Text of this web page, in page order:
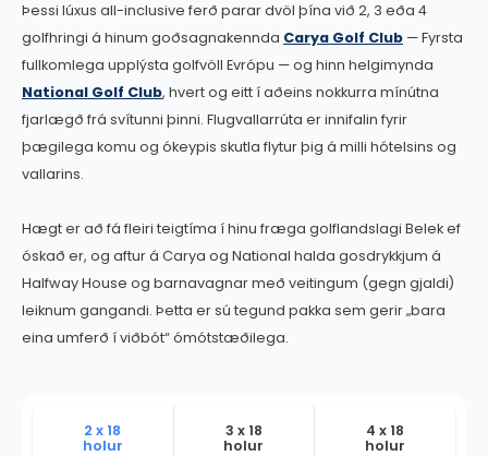
Þessi lúxus all-inclusive ferð parar dvöl þína við 2, 3 eða 4
golfhringi á hinum goðsagnakennda Carya Golf Club — Fyrsta
fullkomlega upplýsta golfvöll Evrópu — og hinn helgimynda
National Golf Club, hvert og eitt í aðeins nokkurra mínútna
fjarlægð frá svítunni þinni. Flugvallarrúta er innifalin fyrir
þægilega komu og ókeypis skutla flytur þig á milli hótelsins og
vallarins.
Hægt er að fá fleiri teigtíma í hinu fræga golflandslagi Belek ef
óskað er, og aftur á Carya og National halda gosdrykkjum á
Halfway House og barnavagnar með veitingum (gegn gjaldi)
leiknum gangandi. Þetta er sú tegund pakka sem gerir „bara
eina umferð í viðbót“ ómótstæðilega.
2 x 18
holur
3 x 18
holur
4 x 18
holur